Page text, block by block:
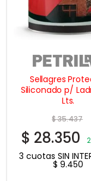
Sellagres
Siliconado p/
Lts.
$35.437
$ 28.350
3 cuotas SIN
$ 9.450